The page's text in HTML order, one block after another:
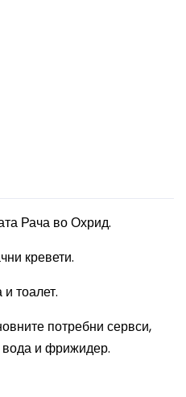
Рача во Охрид.
кревети.
тоалет.
потребни сервси,
вода и фрижидер.